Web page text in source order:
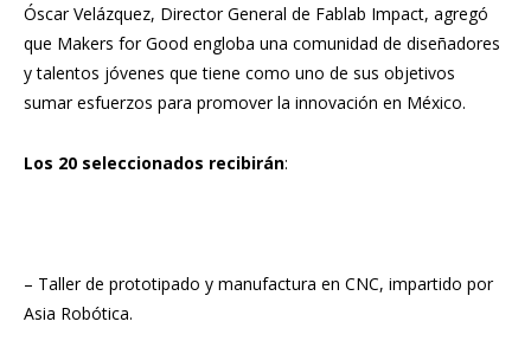
Óscar Velázquez, Director General de Fablab Impact, agregó
que Makers for Good engloba una comunidad de diseñadores
y talentos jóvenes que tiene como uno de sus objetivos
sumar esfuerzos para promover la innovación en México.
Los 20 seleccionados recibirán:
– Taller de prototipado y manufactura en CNC, impartido por
Asia Robótica.